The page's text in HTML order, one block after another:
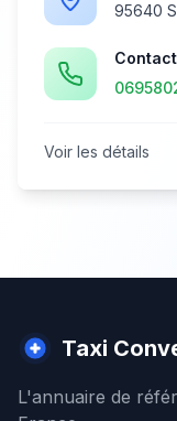
95640
Voir les détails
Taxi
L'annuaire de